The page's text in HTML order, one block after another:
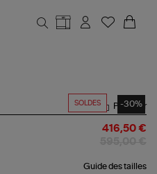
SOLDES -30%
Partager
416,50 €
Guide des tailles